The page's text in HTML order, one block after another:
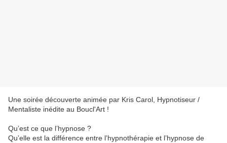
Une soirée découverte animée par Kris Carol, Hypnotiseur /
Mentaliste inédite au Boucl'Art !
Qu’est ce que l’hypnose ?
Qu’elle est la différence entre l’hypnothérapie et l’hypnose de